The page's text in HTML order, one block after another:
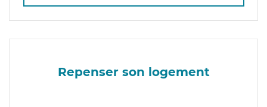
Repenser son logement